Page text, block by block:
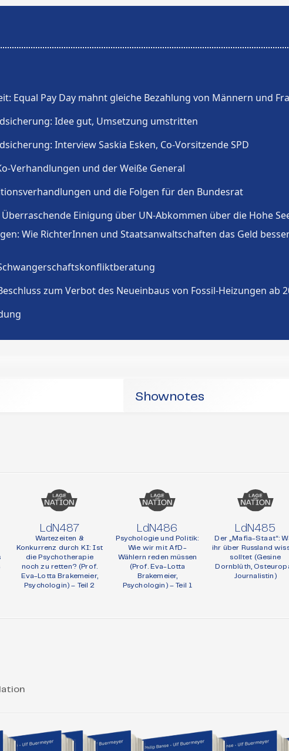
Shownotes
LdN487
Wartezeiten &
Konkurrenz durch KI: Ist
die Psychotherapie
noch zu retten? (Prof.
Eva-Lotta Brakemeier,
Psychologin) – Teil 2
LdN486
Psychologie und Politik:
Wie wir mit AfD-
Wählern reden müssen
(Prof. Eva-Lotta
Brakemeier,
Psychologin) – Teil 1
LdN485
Der „Mafia-Staat“:
ihr über Russland
solltet (Gesine
Dornblüth,
Journalistin)